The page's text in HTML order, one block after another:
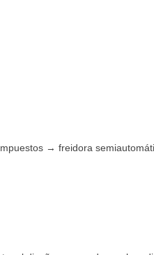
→ freidora